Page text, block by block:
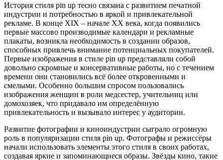
История стиля pin up тесно связана с развитием печатной
индустрии и потребностью в яркой и привлекательной
рекламе. В конце XIX – начале XX века, когда появились
первые массово производимые календари и рекламные
плакаты, возникла необходимость в создании образов,
способных привлечь внимание потенциальных покупателей.
Первые изображения в стиле pin up представляли собой
довольно скромные и консервативные работы, но с течением
времени они становились всё более откровенными и
смелыми. Особенно большим спросом пользовались
изображения женщин в роли медсестер, учительниц или
домохозяек, что придавало им определённую
привлекательность и вызывало интерес у аудитории.
Развитие фотографии и киноиндустрии сыграло огромную
роль в популяризации стиля pin up. Фотографы и режиссёры
начали использовать элементы этого стиля в своих работах,
создавая яркие и запоминающиеся образы. Звёзды кино, такие